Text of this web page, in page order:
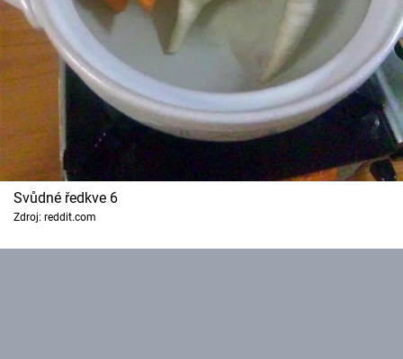
Svůdné ředkve 6
Zdroj: reddit.com